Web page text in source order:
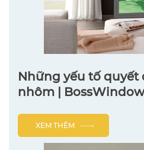
Những yếu tố
nhôm | BossWindow
XEM THÊM